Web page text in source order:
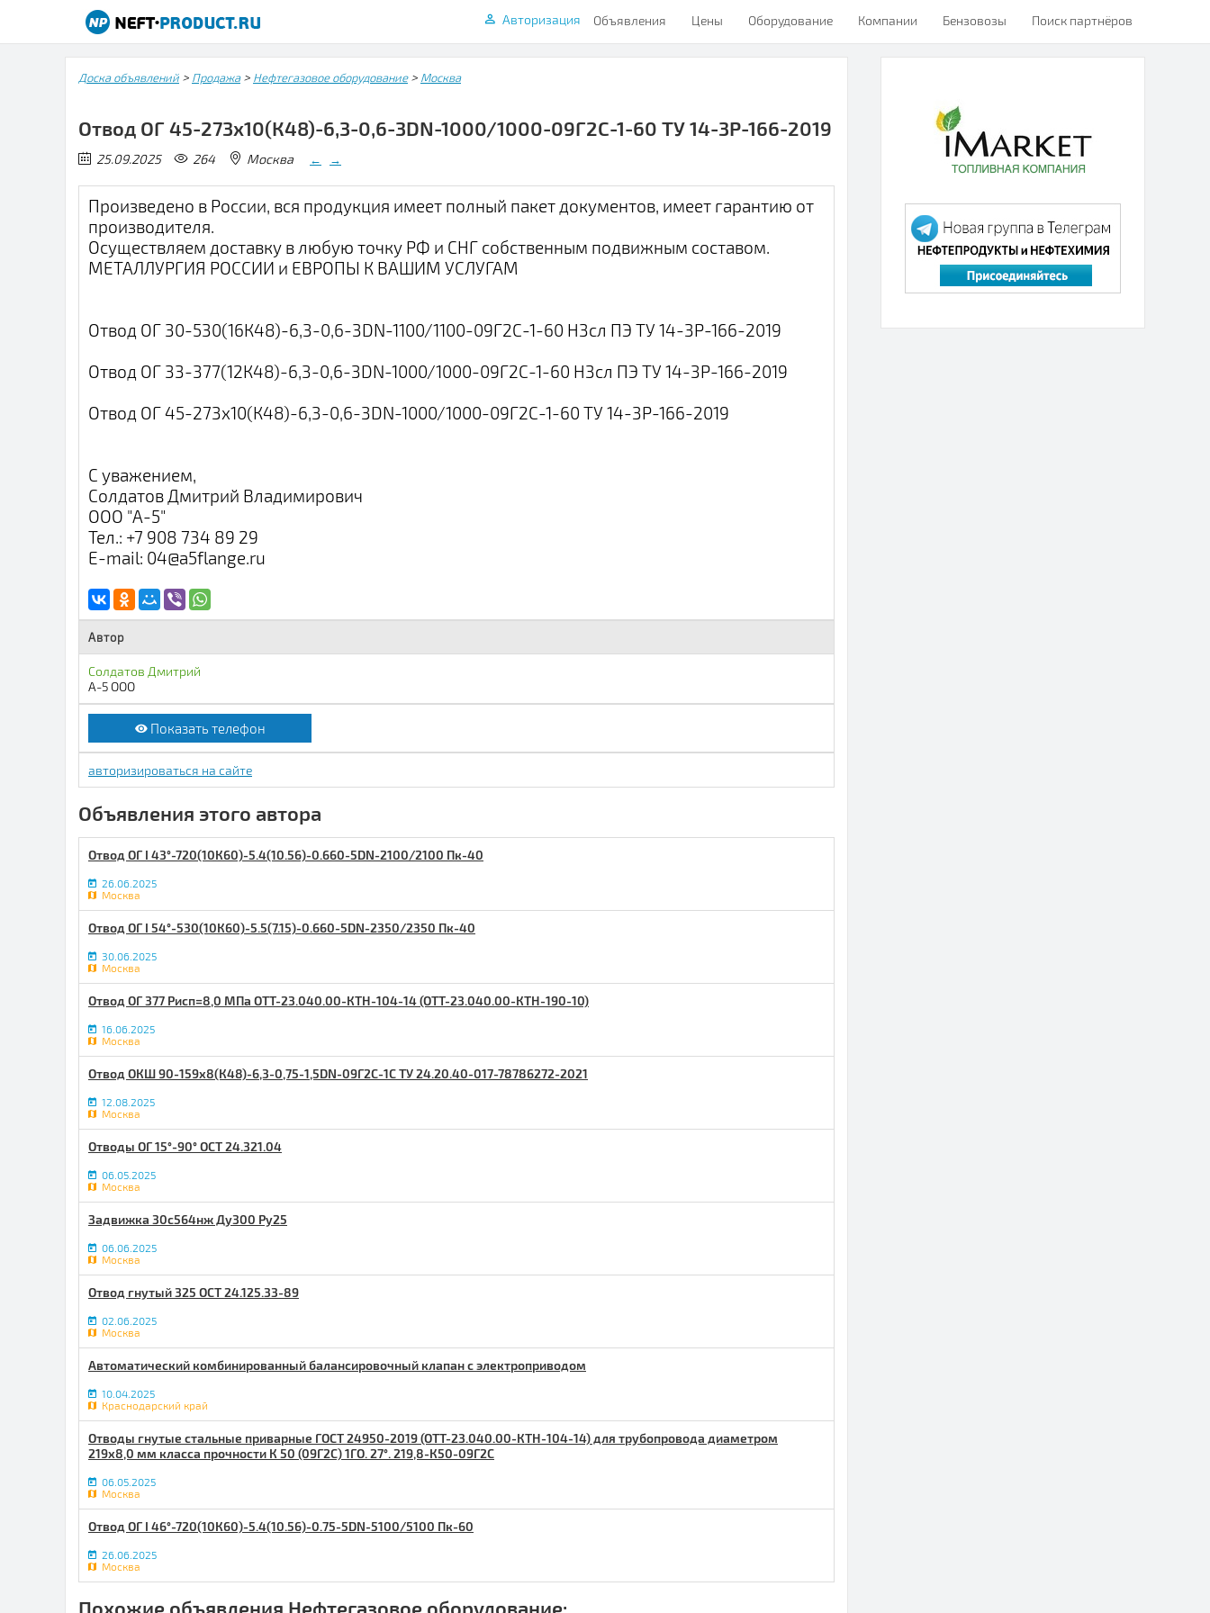
Объявления Цены Оборудование Компании Бензовозы Поиск партнёров
Авторизация
Доска объявлений > Продажа> Нефтегазовое оборудование> Москва
Отвод ОГ 45-273х10(К48)-6,3-0,6-3DN-1000/1000-09Г2С-1-60 ТУ 14-3Р-166-2019
25.09.2025 264 Москва ← →
Произведено в России, вся продукция имеет полный пакет документов, имеет гарантию от
производителя.
Осуществляем доставку в любую точку РФ и СНГ собственным подвижным составом.
МЕТАЛЛУРГИЯ РОССИИ и ЕВРОПЫ К ВАШИМ УСЛУГАМ
Отвод ОГ 30-530(16К48)-6,3-0,6-3DN-1100/1100-09Г2С-1-60 Н3сл ПЭ ТУ 14-3Р-166-2019
Отвод ОГ 33-377(12К48)-6,3-0,6-3DN-1000/1000-09Г2С-1-60 Н3сл ПЭ ТУ 14-3Р-166-2019
Отвод ОГ 45-273х10(К48)-6,3-0,6-3DN-1000/1000-09Г2С-1-60 ТУ 14-3Р-166-2019
С уважением,
Солдатов Дмитрий Владимирович
ООО "А-5"
Тел.: +7 908 734 89 29
E-mail: 04@a5flange.ru
Автор
Солдатов Дмитрий
А-5 ООО
Показать телефон
авторизироваться на сайте
Объявления этого автора
Отвод ОГ I 43°-720​(10К60)-5.4(10.56)-0.660​-5DN-2100/2100 Пк-40
26.06.2025
Москва
Отв​од ОГ I 54°-530(10К60)-5​.5(7.15)-0.660-5DN-2350/2​350 Пк-40
30.06.2025
Москва
Отвод ОГ 377 Рисп=8,0 МПа ОТТ-23.040.00-КТН-104-14 (ОТТ-23.040.00-КТН-190-10)
16.06.2025
Москва
Отвод ОКШ 90-159х8(К48)-6,3-0,75-1,5DN-09Г2С-1С ТУ 24.20.40-017-78786272-2021
12.08.2025
Москва
Отводы ОГ 15°-90° ОСТ 24.321.04
06.05.2025
Москва
Задвижка 30с564нж Ду300 Ру25
06.06.2025
Москва
Отвод гнутый 325 ОСТ 24.125.33-89
02.06.2025
Москва
Автоматический комбинированный балансировочный клапан с электроприводом
10.04.2025
Краснодарский край
Отводы гнутые стальные приварные ГОСТ 24950-2019 (ОТТ-23.040.00-КТН-104-14) для трубопровода диаметром
219х8,0 мм класса прочности К 50 (09Г2С) 1ГО. 27°. 219,8-К50-09Г2С
06.05.2025
Москва
Отвод ОГ I 46°-720​(10К60)-5.4(10.56)-0.75-5DN-5100/5100 Пк-60
26.06.2025
Москва
Похожие объявления Нефтегазовое оборудование: